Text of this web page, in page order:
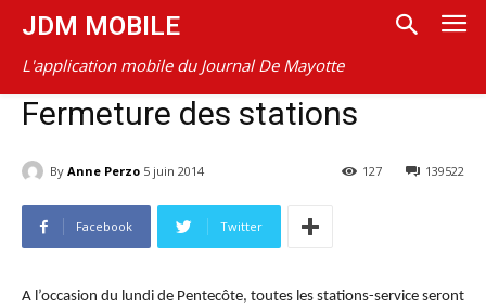
JDM MOBILE
L'application mobile du Journal De Mayotte
Fermeture des stations
By Anne Perzo 5 juin 2014 139522
127
Facebook Twitter
A l’occasion du lundi de Pentecôte, toutes les stations-service seront